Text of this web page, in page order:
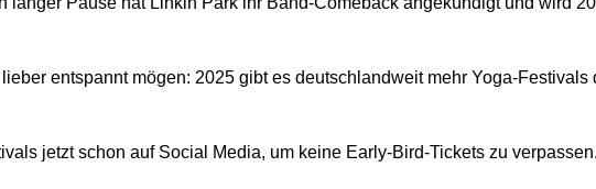
entspannt mögen: 2025 gibt es deutschlandweit mehr Yoga-
jetzt schon auf Social Media, um keine Early-Bird-Tickets zu